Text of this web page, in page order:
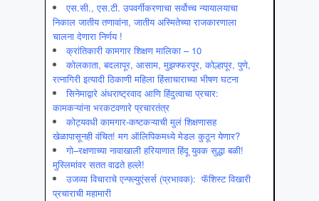
एस.सी., एस.टी. उपवर्गीकरणाचा सर्वोच्च न्यायालयाचा
निकाल जातीय तणावांना, जातीय अस्मितेच्या राजकारणाला
चालना देणारा निर्णय !
क्रांतिकारी कामगार शिक्षण मालिका – 10
कोलकाता, बदलापूर, आसाम, मुझफ्फरपूर, कोल्हापूर, पुणे,
रत्नागिरी इत्यादी ठिकाणी महिला हिंसाचाराच्या भीषण घटना
सिनेमाद्वारे अंधराष्ट्रवाद आणि हिंदुत्वाचा प्रचार:
कामकऱ्यांना भरकटवणारे प्रचारतंत्र
कोट्यवधी कामगार-कष्टकऱ्याची मुलं शिक्षणासह
खेळापासूनही वंचित! मग ऑलिपिकमध्ये मेडल कुठून येणार?
गो–रक्षणाच्या नावाखाली हरियाणात हिंदू युवक सुद्धा बळी!
मुस्लिमांवर सतत वाढते हल्ले!
उजव्या विचाराचे एन्फ्ल्युएंसर्स (प्रभावक): फॅशिस्ट विखारी
प्रचाराची महामारी